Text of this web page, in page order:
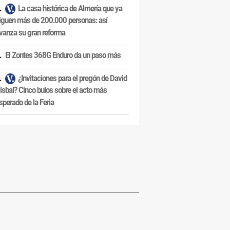
La casa histórica de Almería que ya
más de 200.000 personas: así
su gran reforma
El Zontes 368G Enduro da un paso más
¿Invitaciones para el pregón de David
Cinco bulos sobre el acto más
de la Feria